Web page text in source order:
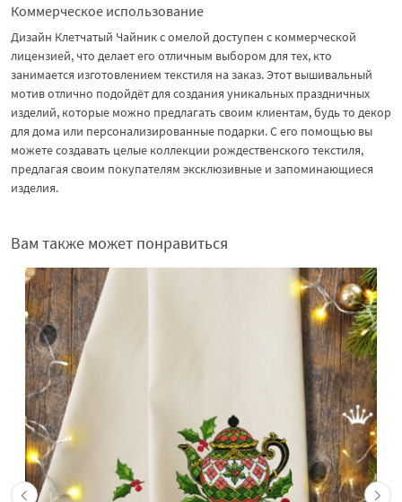
Коммерческое использование
Дизайн Клетчатый Чайник с омелой доступен с коммерческой
лицензией, что делает его отличным выбором для тех, кто
занимается изготовлением текстиля на заказ. Этот вышивальный
мотив отлично подойдёт для создания уникальных праздничных
изделий, которые можно предлагать своим клиентам, будь то декор
для дома или персонализированные подарки. С его помощью вы
можете создавать целые коллекции рождественского текстиля,
предлагая своим покупателям эксклюзивные и запоминающиеся
изделия.
Вам также может понравиться